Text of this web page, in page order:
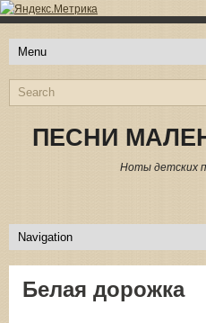
ПЕСНИ
Ноты детских
Белая дорожка